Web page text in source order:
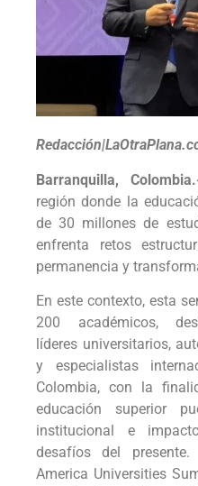
Barranquilla,
región donde la
de 30 millones de
enfrenta retos
permanencia y
En este contexto, esta
200 académicos,
líderes universitarios,
y especialistas
Colombia, con la
educación superior
institucional e
desafíos del
America Universities